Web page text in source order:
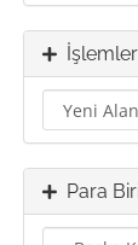
İşlemler
Para